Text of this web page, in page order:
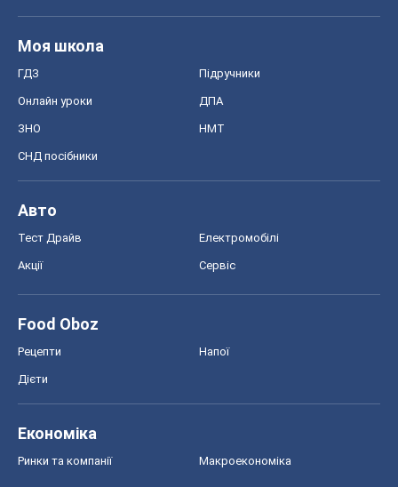
Моя школа
ГДЗ Підручники
Онлайн уроки ДПА
ЗНО НМТ
СНД посібники
Авто
Тест Драйв Електромобілі
Акції Сервіс
Food Oboz
Рецепти Напої
Дієти
Економіка
Ринки та компанії Макроекономіка